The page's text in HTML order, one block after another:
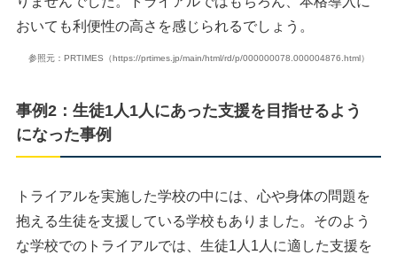
おいても利便性の高さを感じられるでしょう。
参照元：PRTIMES（https://prtimes.jp/main/html/rd/p/000000078.000004876.html）
事例2：生徒1人1人にあった支援を目指せるよう
になった事例
トライアルを実施した学校の中には、心や身体の問題を
抱える生徒を支援している学校もありました。そのよう
な学校でのトライアルでは、生徒1人1人に適した支援を